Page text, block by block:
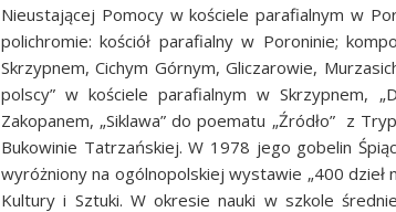
Nieustającej Pomocy w kościele parafialnym w
polichromie: kościół parafialny w Poroninie;
Skrzypnem, Cichym Górnym, Gliczarowie,
polscy” w kościele parafialnym w Skrzypnem,
Zakopanem, „Siklawa” do poematu „Źródło” z
Bukowinie Tatrzańskiej. W 1978 jego gobelin
wyróżniony na ogólnopolskiej wystawie „400
Kultury i Sztuki. W okresie nauki w szkole